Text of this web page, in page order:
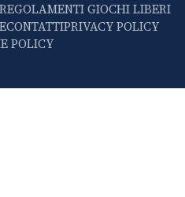
REGOLAMENTI GIOCHI LIBERI
CONTATTIPRIVACY POLICY
POLICY